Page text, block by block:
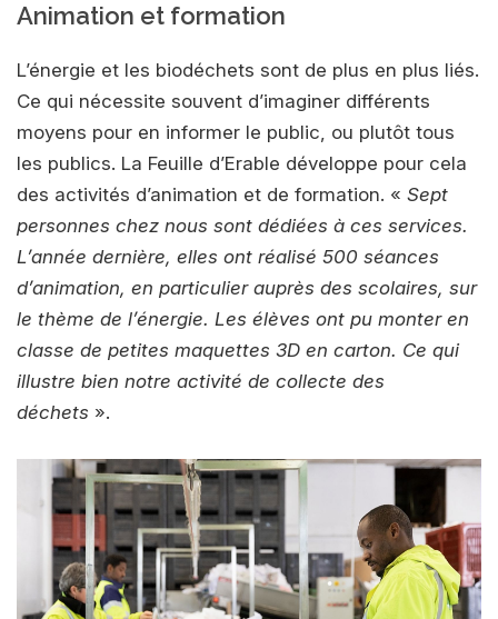
Animation et formation
L’énergie et les biodéchets sont de plus en plus liés.
Ce qui nécessite souvent d’imaginer différents
moyens pour en informer le public, ou plutôt tous
les publics. La Feuille d’Erable développe pour cela
des activités d’animation et de formation. « Sept
personnes chez nous sont dédiées à ces services.
L’année dernière, elles ont réalisé 500 séances
d’animation, en particulier auprès des scolaires, sur
le thème de l’énergie. Les élèves ont pu monter en
classe de petites maquettes 3D en carton. Ce qui
illustre bien notre activité de collecte des
déchets ».